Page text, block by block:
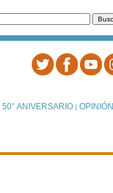
50° ANIVERSARIO| OPINIÓN